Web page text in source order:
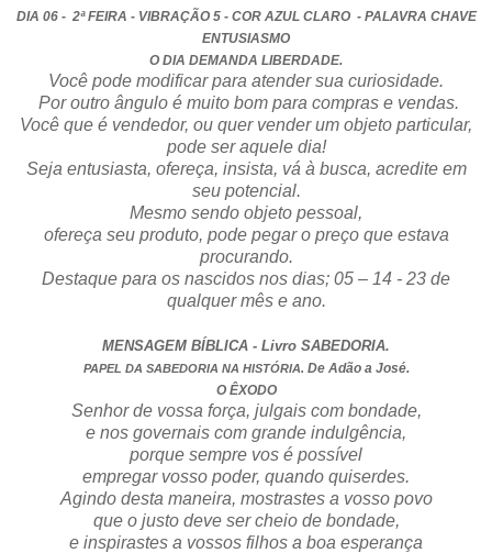
DIA 06 - 2ª FEIRA - VIBRAÇÃO 5 - COR AZUL CLARO - PALAVRA CHAVE
ENTUSIASMO
O DIA DEMANDA LIBERDADE.
Você pode modificar para atender sua curiosidade.
Por outro ângulo é muito bom para compras e vendas.
Você que é vendedor, ou quer vender um objeto particular,
pode ser aquele dia!
Seja entusiasta, ofereça, insista, vá à busca, acredite em
seu potencial.
Mesmo sendo objeto pessoal,
ofereça seu produto, pode pegar o preço que estava
procurando.
Destaque para os nascidos nos dias; 05 – 14 - 23 de
qualquer mês e ano.
MENSAGEM BÍBLICA - Livro SABEDORIA.
PAPEL DA SABEDORIA NA HISTÓRIA. De Adão a José.
O ÊXODO
Senhor de vossa força, julgais com bondade,
e nos governais com grande indulgência,
porque sempre vos é possível
empregar vosso poder, quando quiserdes.
Agindo desta maneira, mostrastes a vosso povo
que o justo deve ser cheio de bondade,
e inspirastes a vossos filhos a boa esperança